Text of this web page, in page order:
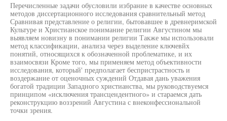
Перечисленные задачи обусловили избрание в качестве основных
методов диссертационного исследования сравнительный метод
Сравнивая представление о религии, бытовавшее в древнеримской
Культуре и Христианское понимание религии Августином мы
выявляем новизну в понимании религии Также мы использовали
метод классификации, анализа через выделение ключевйх
понятий, относящихся к обозначенной проблематике, и их
взаимосвязи Кроме того, мы применяем метод объективности
исследования, который' предполагает беспристрастность и
воздержание от оценочных суждений Отдавая дань уважения
богатой традиции Западного христианства, мы руководствуемся
принципом «исключения трансцендентного» и стараемся дать
реконструкцию воззрений Августина с внеконфессиональной
точки зрения.